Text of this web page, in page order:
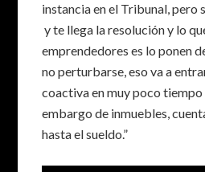
instancia en el Tribunal, pero
y te llega la resolución y lo
emprendedores es lo ponen
no perturbarse, eso va a
coactiva en muy poco
embargo de inmuebles,
hasta el sueldo.”